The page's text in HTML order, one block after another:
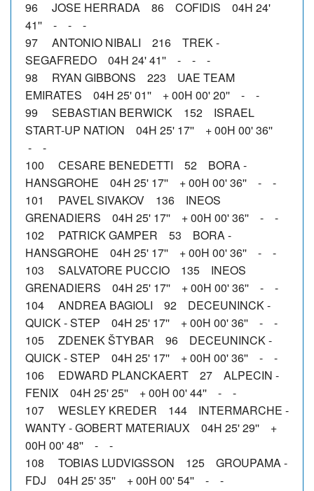
96 JOSE HERRADA 86 COFIDIS 04H 24'
41'' - - -
97 ANTONIO NIBALI 216 TREK -
SEGAFREDO 04H 24' 41'' - - -
98 RYAN GIBBONS 223 UAE TEAM
EMIRATES 04H 25' 01'' + 00H 00' 20'' - -
99 SEBASTIAN BERWICK 152 ISRAEL
START-UP NATION 04H 25' 17'' + 00H 00' 36''
- -
100 CESARE BENEDETTI 52 BORA -
HANSGROHE 04H 25' 17'' + 00H 00' 36'' - -
101 PAVEL SIVAKOV 136 INEOS
GRENADIERS 04H 25' 17'' + 00H 00' 36'' - -
102 PATRICK GAMPER 53 BORA -
HANSGROHE 04H 25' 17'' + 00H 00' 36'' - -
103 SALVATORE PUCCIO 135 INEOS
GRENADIERS 04H 25' 17'' + 00H 00' 36'' - -
104 ANDREA BAGIOLI 92 DECEUNINCK -
QUICK - STEP 04H 25' 17'' + 00H 00' 36'' - -
105 ZDENEK ŠTYBAR 96 DECEUNINCK -
QUICK - STEP 04H 25' 17'' + 00H 00' 36'' - -
106 EDWARD PLANCKAERT 27 ALPECIN -
FENIX 04H 25' 25'' + 00H 00' 44'' - -
107 WESLEY KREDER 144 INTERMARCHE -
WANTY - GOBERT MATERIAUX 04H 25' 29'' +
00H 00' 48'' - -
108 TOBIAS LUDVIGSSON 125 GROUPAMA -
FDJ 04H 25' 35'' + 00H 00' 54'' - -